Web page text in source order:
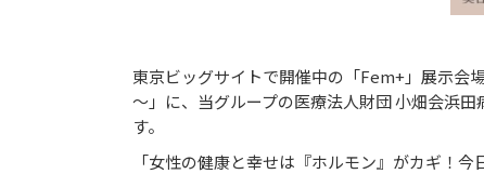
東京ビッグサイトで開催中の「Fem+」展示会
～」に、当グループの医療法人財団 小畑会浜
す。
「女性の健康と幸せは『ホルモン』がカギ！